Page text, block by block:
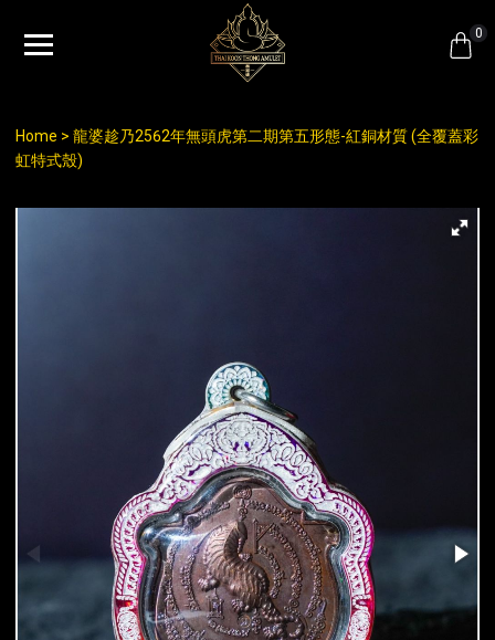
0
Home
龍婆趁乃2562年無頭虎第二期第五形態-紅銅材質 (全覆蓋彩
虹特式殼)